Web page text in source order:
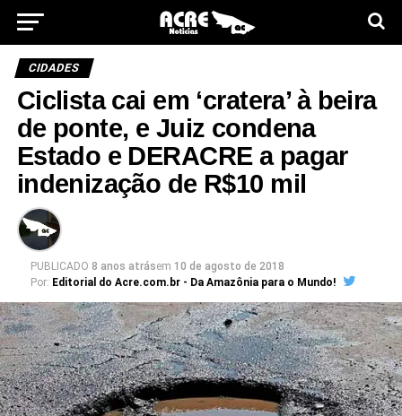
CIDADES
Ciclista cai em ‘cratera’ à beira
de ponte, e Juiz condena
Estado e DERACRE a pagar
indenização de R$10 mil
PUBLICADO 8 anos atrásem 10 de agosto de 2018
Por: Editorial do Acre.com.br - Da Amazônia para o Mundo!